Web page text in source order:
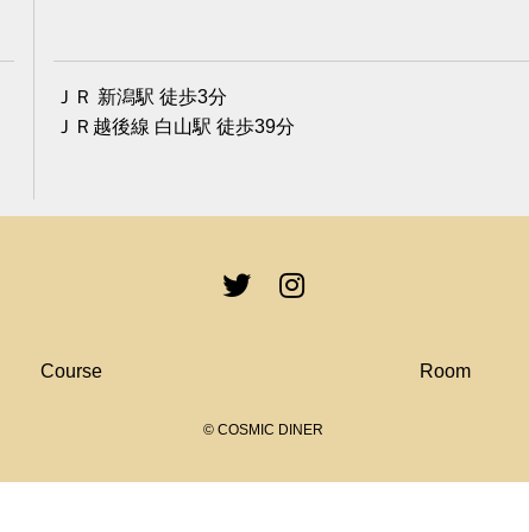
ＪＲ 新潟駅 徒歩3分
ＪＲ越後線 白山駅 徒歩39分
Course Room
© COSMIC DINER